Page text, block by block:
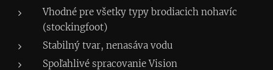
Vhodné pre všetky typy brodiacich nohavíc
(stockingfoot)
Stabilný tvar, nenasáva vodu
Spoľahlivé spracovanie Vision